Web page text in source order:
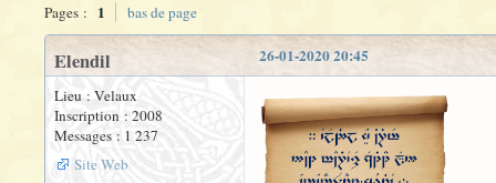
Pages : 1 bas de page
26-01-2020 20:45
Elendil
Lieu : Velaux
Inscription : 2008
Messages : 1 237
Site Web